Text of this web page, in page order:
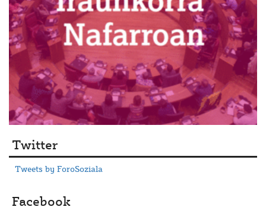
Twitter
Tweets by ForoSoziala
Facebook